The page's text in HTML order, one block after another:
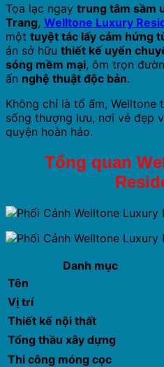
Tọa lạc ngay trung tâm sầm
Trang, Welltone Luxury
một tuyệt tác lấy cảm hứng
án sở hữu thiết kế uyển
sóng mềm mại, ôm trọn
ấn nghệ thuật độc bản.
Không chỉ là tổ ấm,
sống thượng lưu, nơi vẻ đẹp
quyện hoàn hảo.
Tổng quan
Danh mục
Tên
Vị trí
Thiết kế nội thất
Tổng thầu xây dựng
Thi công móng cọc